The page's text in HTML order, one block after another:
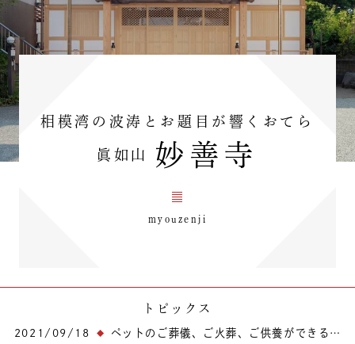
相模湾の波涛とお題目が響くおてら
眞如山 妙善寺
myouzenji
トピックス
2021/09/18 ペットのご葬儀、ご火葬、ご供養ができるようになります。